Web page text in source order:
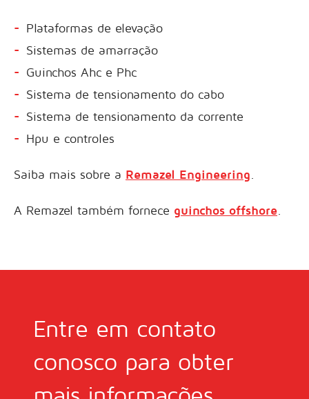
Plataformas de elevação
Sistemas de amarração
Guinchos Ahc e Phc
Sistema de tensionamento do cabo
Sistema de tensionamento da corrente
Hpu e controles
Saiba mais sobre a Remazel Engineering
A Remazel também fornece guinchos offshore
Entre em contato
conosco para obter